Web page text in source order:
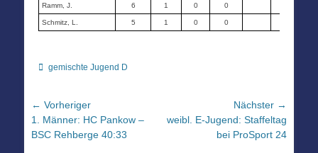
Ramm, J. 6 1 0 0
Schmitz, L. 5 1 0 0
Kategorien
gemischte Jugend D
Beitragsnavigation
← Vorheriger
Vorheriger
Beitrag:
1. Männer: HC Pankow –
BSC Rehberge 40:33
Nächster →
Nächster
weibl. E-Jugend: Staffeltag
bei ProSport 24